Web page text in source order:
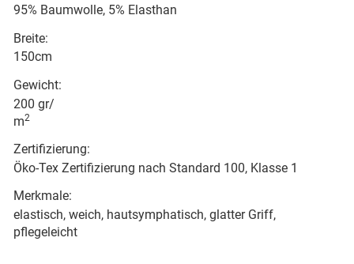
95% Baumwolle, 5% Elasthan
Breite:
150cm
Gewicht:
200 gr/
m2
Zertifizierung:
Öko-Tex Zertifizierung nach Standard 100, Klasse 1
Merkmale:
elastisch, weich, hautsymphatisch, glatter Griff,
pflegeleicht